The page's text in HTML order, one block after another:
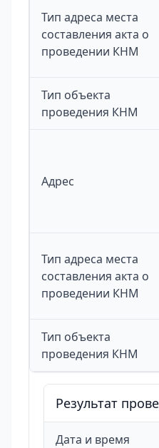
Тип адреса места
составления акта о
проведении КНМ
Тип объекта
проведения КНМ
Адрес
Тип адреса места
составления акта о
проведении КНМ
Тип объекта
проведения КНМ
Результат
Дата и время